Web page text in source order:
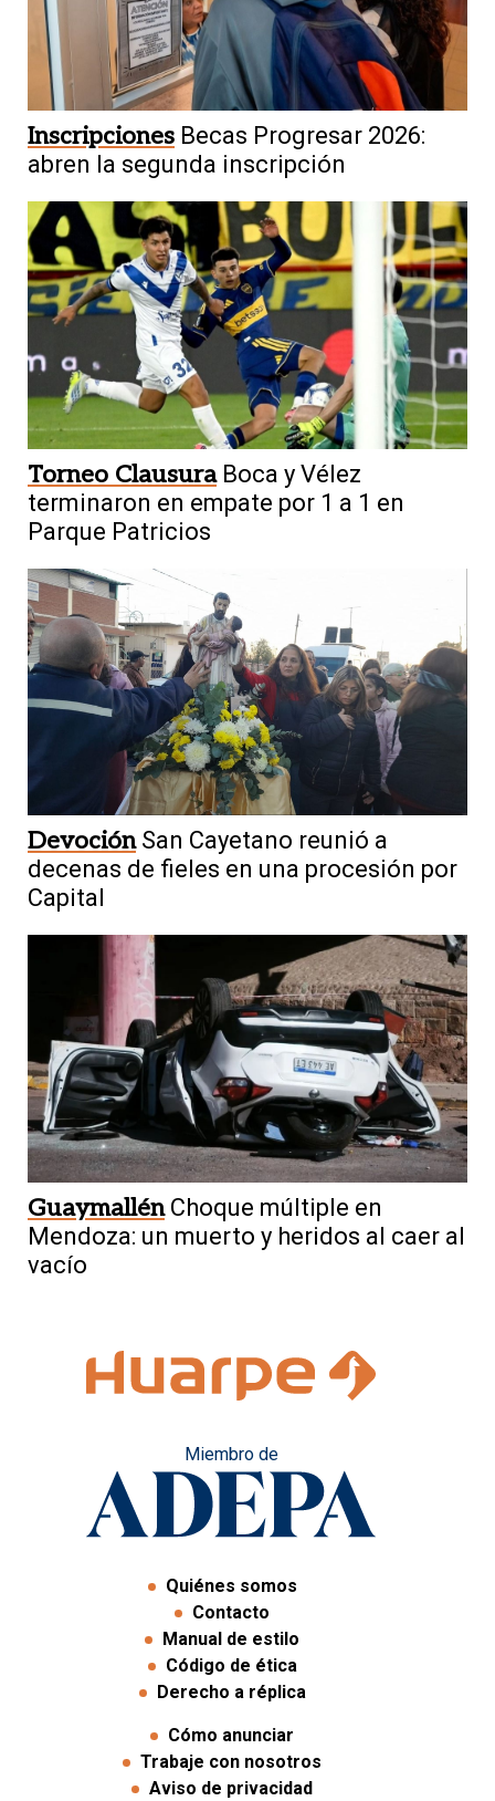
Inscripciones Becas Progresar 2026:
abren la segunda inscripción
Torneo Clausura Boca y Vélez
terminaron en empate por 1 a 1 en
Parque Patricios
Devoción San Cayetano reunió a
decenas de fieles en una procesión por
Capital
Guaymallén Choque múltiple en
Mendoza: un muerto y heridos al caer al
vacío
Miembro de
Quiénes somos
Contacto
Manual de estilo
Código de ética
Derecho a réplica
Cómo anunciar
Trabaje con nosotros
Aviso de privacidad